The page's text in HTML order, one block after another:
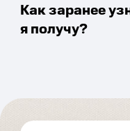
Как заранее
я получу?